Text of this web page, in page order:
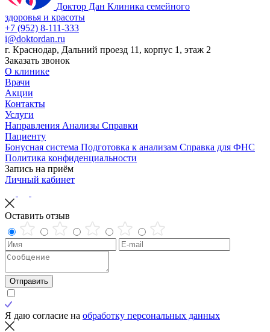
Доктор Дан Клиника семейного
здоровья и красоты
+7 (952) 8-111-333
i@doktordan.ru
г. Краснодар, Дальний проезд 11, корпус 1, этаж 2
Заказать звонок
О клинике
Врачи
Акции
Контакты
Услуги
Направления Анализы Справки
Пациенту
Бонусная система Подготовка к анализам Справка для ФНС
Политика конфиденциальности
Запись на приём
Личный кабинет
Оставить отзыв
Отправить
Я даю согласие на обработку персональных данных